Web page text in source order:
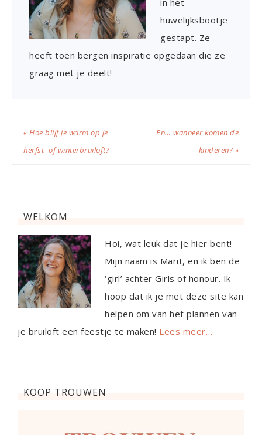
huwelijksbootje
gestapt. Ze
heeft toen bergen inspiratie opgedaan die ze
graag met je deelt!
« Hoe blijf je warm op je
herfst- of winterbruiloft?
En… wanneer komen de
kinderen? »
WELKOM
Hoi, wat leuk dat je hier bent!
Mijn naam is Marit, en ik ben de
‘girl’ achter Girls of honour. Ik
hoop dat ik je met deze site kan
helpen om van het plannen van
je bruiloft een feestje te maken! Lees meer…
KOOP TROUWEN